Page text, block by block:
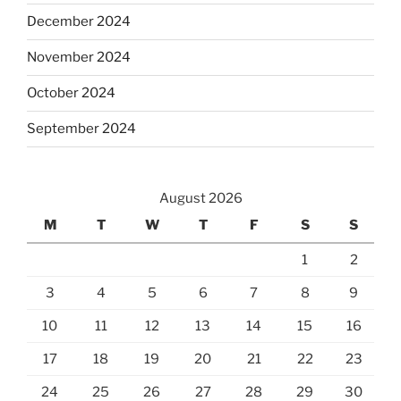
December 2024
November 2024
October 2024
September 2024
August 2026
M
T W T F S S
1 2
3 4 5 6 7 8 9
10 11 12 13 14 15 16
17 18 19 20 21 22 23
24 25 26 27 28 29 30